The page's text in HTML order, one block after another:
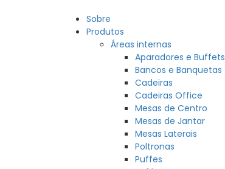
Sobre
Produtos
Áreas internas
Aparadores e Buffets
Bancos e Banquetas
Cadeiras
Cadeiras Office
Mesas de Centro
Mesas de Jantar
Mesas Laterais
Poltronas
Puffes